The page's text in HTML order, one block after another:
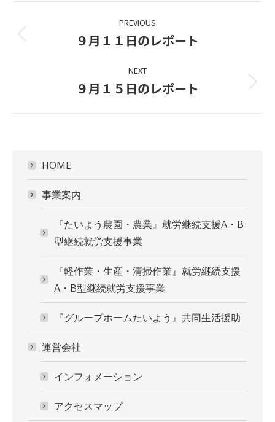
navigation
PREVIOUS
Previous
９月１１日のレポート
NEXT
Next
９月１５日のレポート
HOME
事業案内
『たいよう農園・農業』就労継続支援A・B
型継続就労支援事業
『軽作業・生産・清掃作業』就労継続支援
A・B型継続就労支援事業
『グループホームたいよう』共同生活援助
運営会社
インフォメーション
アクセスマップ